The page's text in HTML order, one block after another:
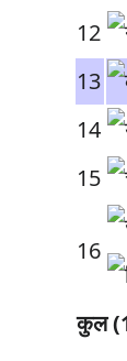
12
13
14
15
16
कुल